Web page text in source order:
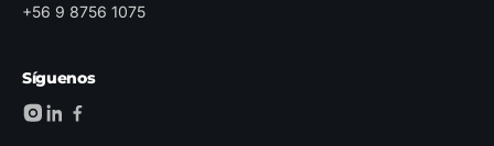
+56 9 8756 1075
Síguenos